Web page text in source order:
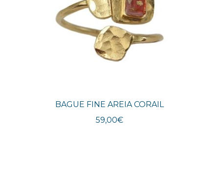
BAGUE FINE AREIA CORAIL
59,00€